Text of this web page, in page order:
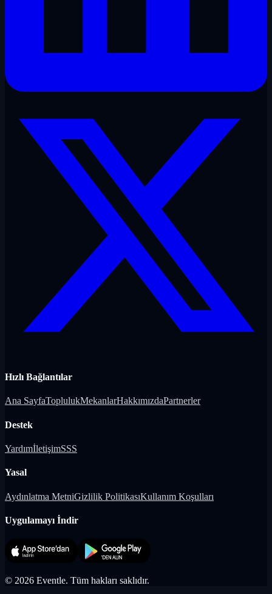
Hızlı Bağlantılar
Ana SayfaToplulukMekanlarHakkımızdaPartnerler
Destek
YardımİletişimSSS
Yasal
Aydınlatma MetniGizlilik PolitikasıKullanım Koşulları
Uygulamayı İndir
© 2026 Eventle. Tüm hakları saklıdır.